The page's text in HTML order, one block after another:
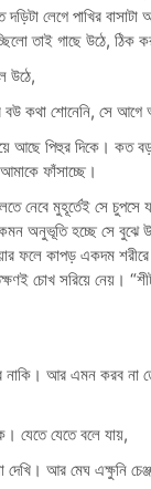
লেগে পাখির
তাই গাছে উঠে, ঠিক
উঠে,
বউ কথা শোনেনি, সে
আছে পিহুর দিকে। কত
ফাঁসাচ্ছে।
নেবে মুহূর্তেই সে চুপসে
অনুভূতি হচ্ছে সে বুঝে
ফলে কাপড় একদম
চোখ সরিয়ে নেয়।
নাকি। আর এমন করব না
যেতে যেতে বলে যায়,
আর মেঘ এক্ষুনি